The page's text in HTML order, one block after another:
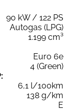
90 kW / 122 PS
Autogas (LPG)
1.199 cm³
Euro 6e
4 (Green)
6,1 l/100km
138 g/km
E